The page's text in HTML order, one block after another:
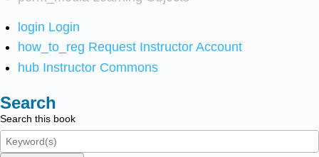
login Login
how_to_reg Request Instructor Account
hub Instructor Commons
Search
Search this book